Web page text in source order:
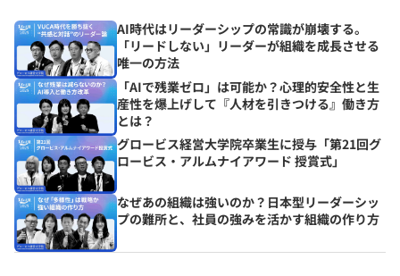
AI時代はリーダーシップの常識が崩壊する。
「リードしない」リーダーが組織を成長させる
唯一の方法
「AIで残業ゼロ」は可能か？心理的安全性と生
産性を爆上げして『人材を引きつける』働き方
とは？
グロービス経営大学院卒業生に授与「第21回グ
ロービス・アルムナイアワード 授賞式」
なぜあの組織は強いのか？日本型リーダーシッ
プの難所と、社員の強みを活かす組織の作り方